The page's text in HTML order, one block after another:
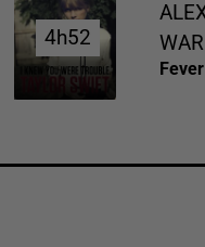
4h52
4h52